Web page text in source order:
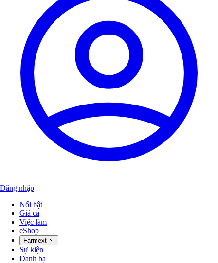
Đăng nhập
Nổi bật
Giá cả
Việc làm
eShop
Farmext
Sự kiện
Danh bạ